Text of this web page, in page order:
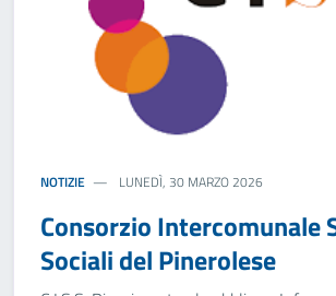
NOTIZIE LUNEDÌ, 30 MARZO 2026
Consorzio Intercomunale
Sociali del Pinerolese